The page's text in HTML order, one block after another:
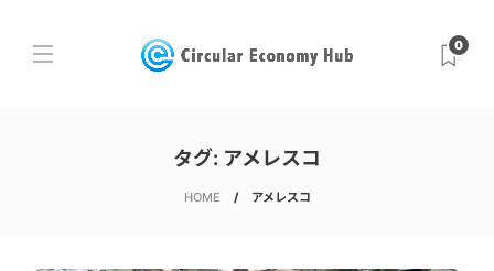
0
タグ: アメレスコ
HOME アメレスコ